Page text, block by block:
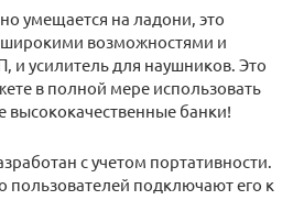
умещается на ладони, это
широкими возможностями и
и усилитель для наушников. Это
в полной мере использовать
высококачественные банки!
с учетом портативности.
пользователей подключают его к